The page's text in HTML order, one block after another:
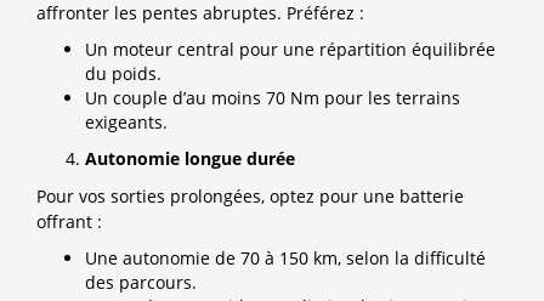
affronter les pentes abruptes. Préférez :
Un moteur central pour une répartition équilibrée
du poids.
Un couple d’au moins 70 Nm pour les terrains
exigeants.
Autonomie longue durée
Pour vos sorties prolongées, optez pour une batterie
offrant :
Une autonomie de 70 à 150 km, selon la difficulté
des parcours.